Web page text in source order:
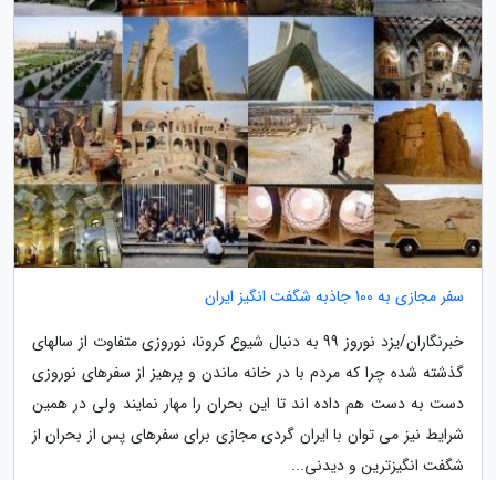
سفر مجازی به 100 جاذبه شگفت انگیز ایران
خبرنگاران/یزد نوروز 99 به دنبال شیوع کرونا، نوروزی متفاوت از سالهای
گذشته شده چرا که مردم با در خانه ماندن و پرهیز از سفرهای نوروزی
دست به دست هم داده اند تا این بحران را مهار نمایند ولی در همین
شرایط نیز می توان با ایران گردی مجازی برای سفرهای پس از بحران از
شگفت انگیزترین و دیدنی...